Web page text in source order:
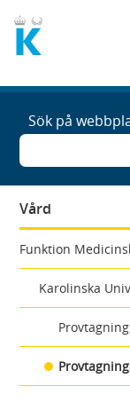
Sök på
Vård
Funktion
Karolinska